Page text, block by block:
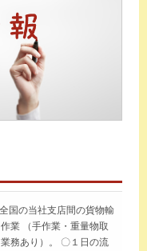
国の当社支店間の貨物輸
業 （手作業・重量物取
務あり）。 〇１日の流